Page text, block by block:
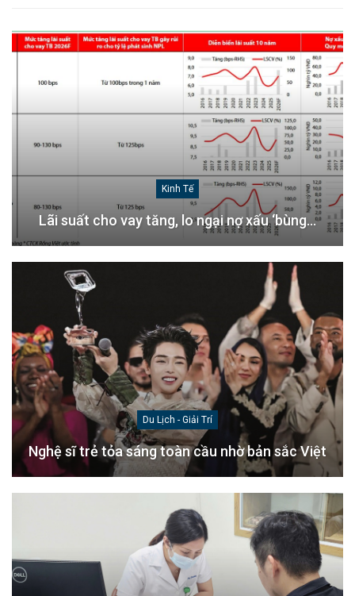
Kinh Tế
Lãi suất cho vay tăng, lo ngại nợ xấu ‘bùng…
Du Lịch - Giải Trí
Nghệ sĩ trẻ tỏa sáng toàn cầu nhờ bản sắc Việt